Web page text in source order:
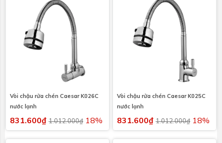
Vòi chậu rửa chén Caesar K026C
nước lạnh
831.600₫ 1.012.000₫ 18%
Vòi chậu rửa chén Caesar K025C
nước lạnh
831.600₫ 1.012.000₫ 18%